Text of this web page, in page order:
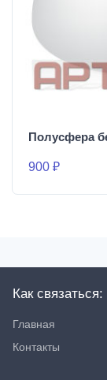
Полусфера
900 ₽
Как связаться:
Главная
Контакты